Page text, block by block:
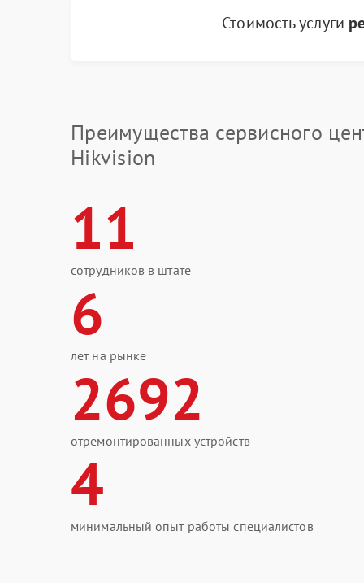
Стоимость услуги
Преимущества сервисного
Hikvision
11
сотрудников в штате
6
лет на рынке
2692
отремонтированных устройств
4
минимальный опыт работы специалистов